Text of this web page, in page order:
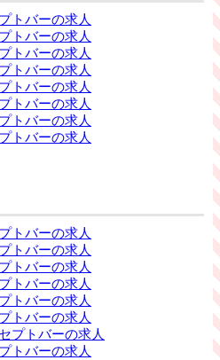
トバーの求人
トバーの求人
トバーの求人
トバーの求人
トバーの求人
トバーの求人
トバーの求人
トバーの求人
トバーの求人
トバーの求人
トバーの求人
トバーの求人
トバーの求人
トバーの求人
プトバーの求人
トバーの求人